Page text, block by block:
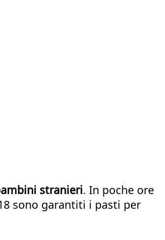
stranieri. In poche ore
sono garantiti i pasti per